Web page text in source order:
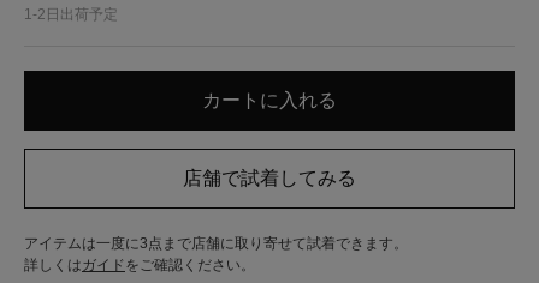
1-2日出荷予定
アイテムは一度に3点まで店舗に取り寄せて試着できます。
詳しくはガイド をご確認ください。